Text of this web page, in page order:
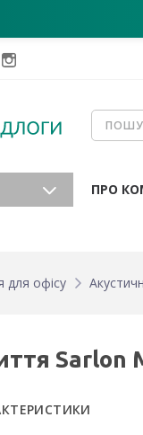
ПРО
для офісу
Sarlon